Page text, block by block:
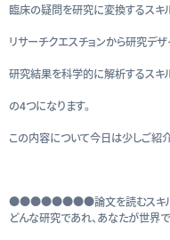
臨床の疑問を研究に変換するスキ
リサーチクエスチョンから研究デ
研究結果を科学的に解析するスキ
の4つになります。
この内容について今日は少しご紹
●●●●●●●●論文を読むス
どんな研究であれ、あなたが世界